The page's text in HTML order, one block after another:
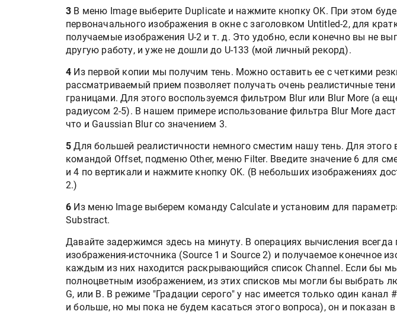
3 В меню Image выберите Duplicate и нажмите кнопку OK. При этом
первоначального изображения в окне с заголовком Untitled-2, для
получаемые изображения U-2 и т. д. Это удобно, если конечно вы не
другую работу, и уже не дошли до U-133 (мой личный рекорд).
4 Из первой копии мы получим тень. Можно оставить ее с четкими
рассматриваемый прием позволяет получать очень реалистичные
границами. Для этого воспользуемся фильтром Blur или Blur More (а
радиусом 2-5). В нашем примере использование фильтра Blur More даст
что и Gaussian Blur со значением 3.
5 Для большей реалистичности немного сместим нашу тень. Для этого
командой Offset, подменю Other, меню Filter. Введите значение 6 для
и 4 по вертикали и нажмите кнопку OK. (В небольших изображениях
2.)
6 Из меню Image выберем команду Calculate и установим для
Substract.
Давайте задержимся здесь на минуту. В операциях вычисления всегда
изображения-источника (Source 1 и Source 2) и получаемое конечное
каждым из них находится раскрывающийся список Channel. Если бы
полноцветным изображением, из этих списков мы могли бы выбрать
G, или B. В режиме "Градации серого" у нас имеется только один
и больше, но мы пока не будем касаться этого вопроса), он и показан
Росстат опубликовал статистику об
объёмах промышленного
Подпишитесь на новости в